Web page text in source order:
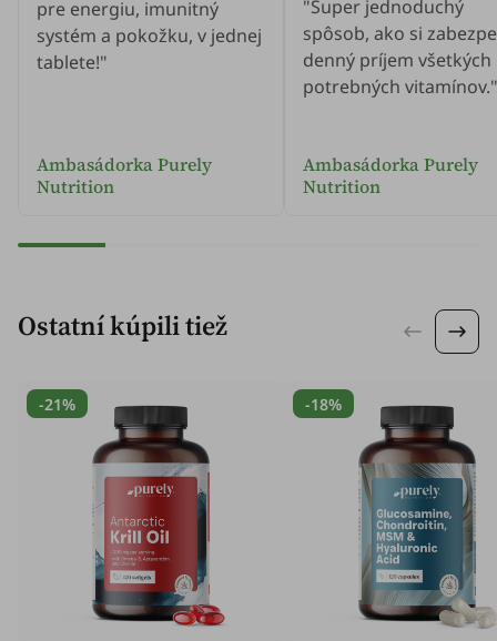
pre energiu, imunitný
systém a pokožku, v jednej
tablete!"
Ambasádorka Purely
Nutrition
"Super jednoduchý
spôsob, ako si
denný príjem všetkých
potrebných vitamínov."
Ambasádorka Purely
Nutrition
Ostatní kúpili tiež
-21% -18%